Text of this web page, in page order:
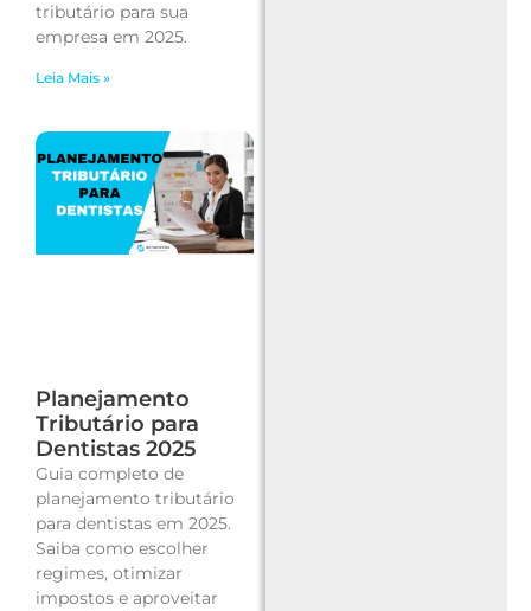
tributário para sua
empresa em 2025.
Leia Mais »
Planejamento
Tributário para
Dentistas 2025
Guia completo de
planejamento tributário
para dentistas em 2025.
Saiba como escolher
regimes, otimizar
impostos e aproveitar